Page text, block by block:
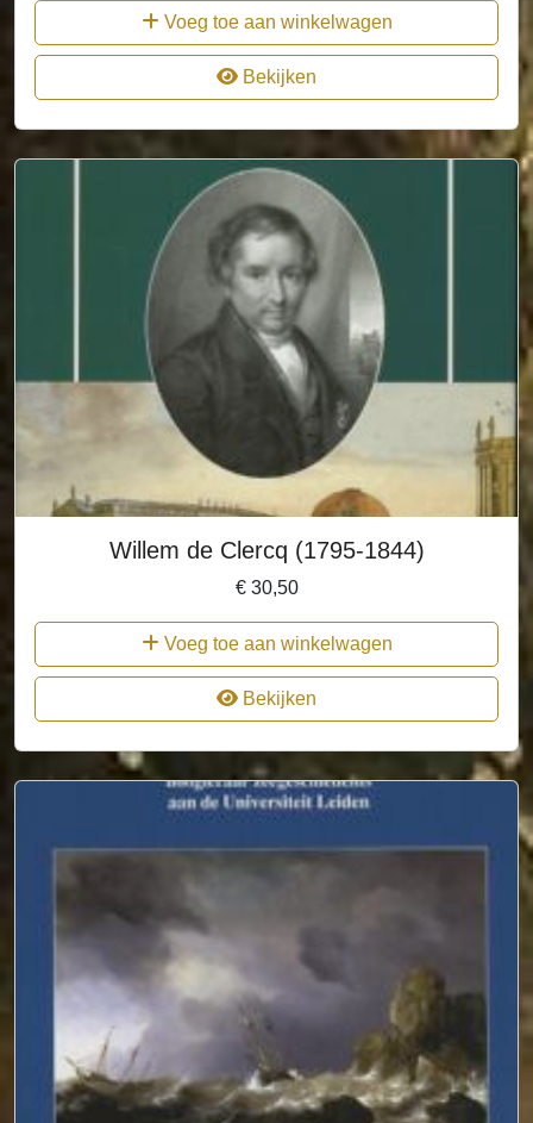
Voeg toe aan winkelwagen
Bekijken
Willem de Clercq (1795-1844)
€30,50
Voeg toe aan winkelwagen
Bekijken